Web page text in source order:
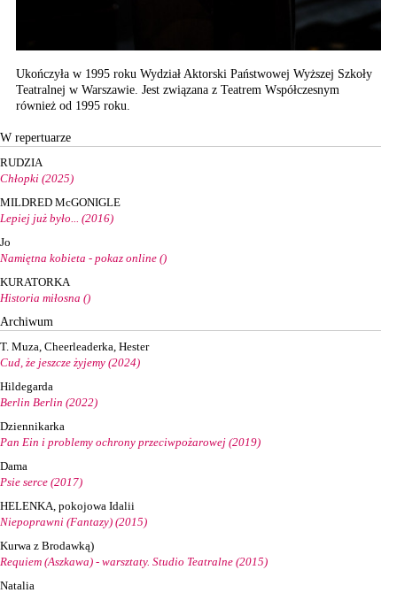
Ukończyła w 1995 roku Wydział Aktorski Państwowej Wyższej Szkoły
Teatralnej w Warszawie. Jest związana z Teatrem Współczesnym
również od 1995 roku.
W repertuarze
RUDZIA
Chłopki (2025)
MILDRED McGONIGLE
Lepiej już było... (2016)
Jo
Namiętna kobieta - pokaz online ()
KURATORKA
Historia miłosna ()
Archiwum
T. Muza, Cheerleaderka, Hester
Cud, że jeszcze żyjemy (2024)
Hildegarda
Berlin Berlin (2022)
Dziennikarka
Pan Ein i problemy ochrony przeciwpożarowej (2019)
Dama
Psie serce (2017)
HELENKA, pokojowa Idalii
Niepoprawni (Fantazy) (2015)
Kurwa z Brodawką)
Requiem (Aszkawa) - warsztaty. Studio Teatralne (2015)
Natalia